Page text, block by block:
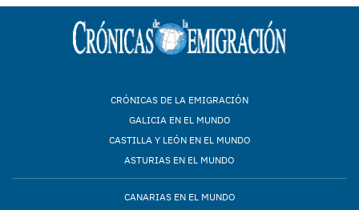
CRÓNICAS DE LA EMIGRACIÓN
GALICIA EN EL MUNDO
CASTILLA Y LEÓN EN EL MUNDO
ASTURIAS EN EL MUNDO
CANARIAS EN EL MUNDO